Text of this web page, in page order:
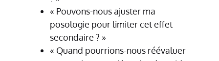
« Pouvons-nous ajuster ma
posologie pour limiter cet effet
secondaire ? »
« Quand pourrions-nous réévaluer